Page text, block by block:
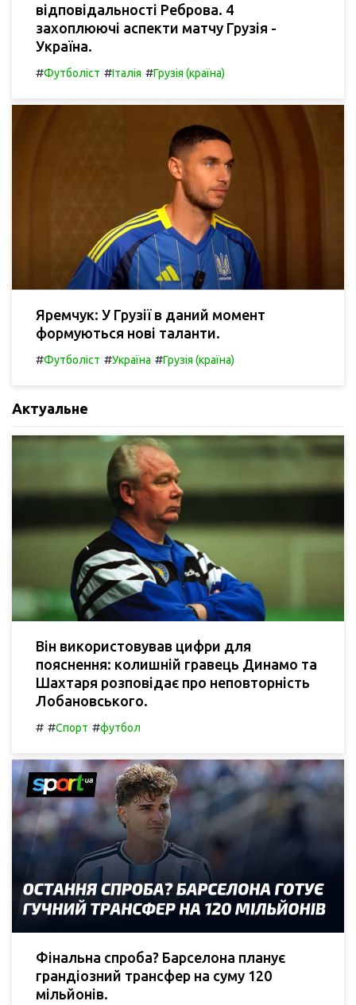
відповідальності Реброва. 4
захоплюючі аспекти матчу Грузія -
Україна.
#Футболіст #Італія #Грузія (країна)
Яремчук: У Грузії в даний момент
формуються нові таланти.
#Футболіст #Україна #Грузія (країна)
Актуальне
Він використовував цифри для
пояснення: колишній гравець Динамо та
Шахтаря розповідає про неповторність
Лобановського.
# #Спорт #футбол
Фінальна спроба? Барселона планує
грандіозний трансфер на суму 120
мільйонів.